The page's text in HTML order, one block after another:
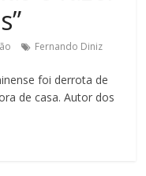
Fernando Diniz
foi derrota de
de casa. Autor dos